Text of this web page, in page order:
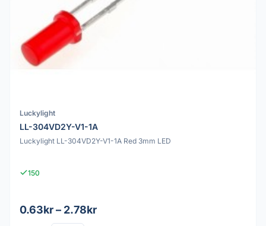
Luckylight
LL-304VD2Y-V1-1A
Luckylight LL-304VD2Y-V1-1A Red 3mm LED
150
0.63kr – 2.78kr